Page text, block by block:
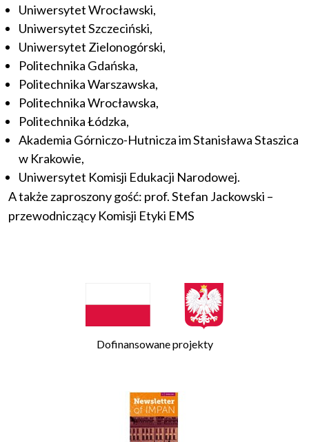
Uniwersytet Wrocławski,
Uniwersytet Szczeciński,
Uniwersytet Zielonogórski,
Politechnika Gdańska,
Politechnika Warszawska,
Politechnika Wrocławska,
Politechnika Łódzka,
Akademia Górniczo-Hutnicza im Stanisława Staszica
w Krakowie,
Uniwersytet Komisji Edukacji Narodowej.
A także zaproszony gość: prof. Stefan Jackowski –
przewodniczący Komisji Etyki EMS
Dofinansowane projekty